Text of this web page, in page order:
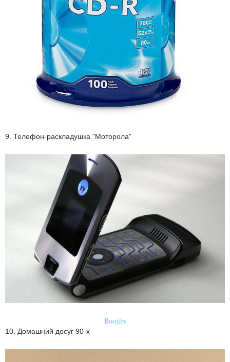
9. Телефон-раскладушка "Моторола"
Boojibs
10. Домашний досуг 90-х